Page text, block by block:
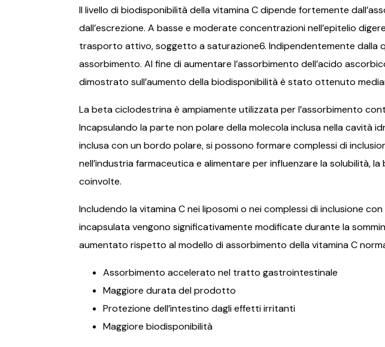
Il livello di biodisponibilità della vitamina C dipende fortemente
dall’escrezione. A basse e moderate concentrazioni nell’epitelio
trasporto attivo, soggetto a saturazione6. Indipendentemente dalla
assorbimento. Al fine di aumentare l’assorbimento dell’acido
dimostrato sull’aumento della biodisponibilità è stato ottenuto
La beta ciclodestrina è ampiamente utilizzata per l’assorbimento
Incapsulando la parte non polare della molecola inclusa nella cavità
inclusa con un bordo polare, si possono formare complessi di
nell’industria farmaceutica e alimentare per influenzare la solubilità,
coinvolte.
Includendo la vitamina C nei liposomi o nei complessi di inclusione
incapsulata vengono significativamente modificate durante la
aumentato rispetto al modello di assorbimento della vitamina C
Assorbimento accelerato nel tratto gastrointestinale
Maggiore durata del prodotto
Protezione dell’intestino dagli effetti irritanti
Maggiore biodisponibilità
Popusti se ne zbrajaju i